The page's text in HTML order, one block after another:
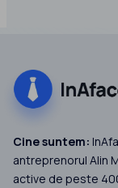
Cine suntem:
antreprenorul Alin
active de peste